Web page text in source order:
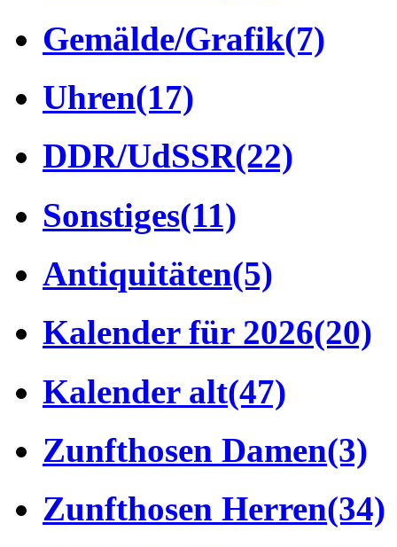
Gemälde/Grafik(7)
Uhren(17)
DDR/UdSSR(22)
Sonstiges(11)
Antiquitäten(5)
Kalender für 2026(20)
Kalender alt(47)
Zunfthosen Damen(3)
Zunfthosen Herren(34)